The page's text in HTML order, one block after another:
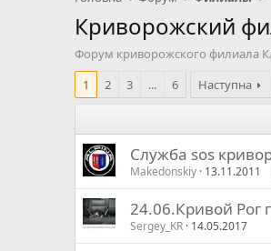
Криворожский
Форум криворожского филиала
1
2 3 ... 6 Наступна
Cлужба sos
Makedonskiy 13.11.2011
24.06.Кривой Рог
Sergey_KR 14.05.2017